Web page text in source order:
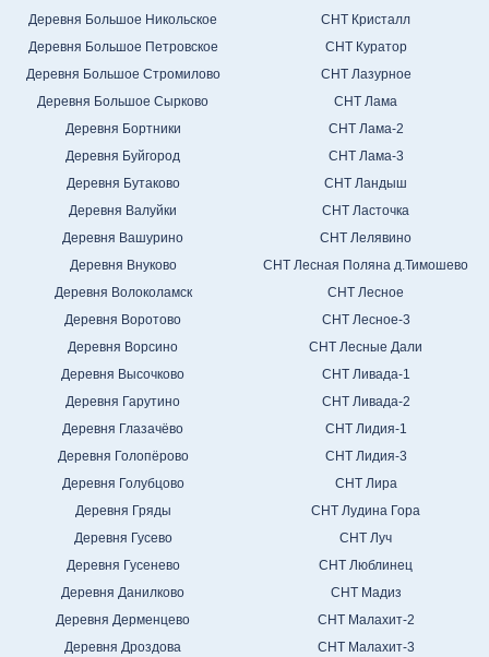
Деревня Большое Никольское
Деревня Большое Петровское
Деревня Большое Стромилово
Деревня Большое Сырково
Деревня Бортники
Деревня Буйгород
Деревня Бутаково
Деревня Валуйки
Деревня Вашурино
Деревня Внуково
Деревня Волоколамск
Деревня Воротово
Деревня Ворсино
Деревня Высочково
Деревня Гарутино
Деревня Глазачёво
Деревня Голопёрово
Деревня Голубцово
Деревня Гряды
Деревня Гусево
Деревня Гусенево
Деревня Данилково
Деревня Дерменцево
Деревня Дроздова
СНТ Кристалл
СНТ Куратор
СНТ Лазурное
СНТ Лама
СНТ Лама-2
СНТ Лама-3
СНТ Ландыш
СНТ Ласточка
СНТ Лелявино
СНТ Лесная Поляна д.Тимошево
СНТ Лесное
СНТ Лесное-3
СНТ Лесные Дали
СНТ Ливада-1
СНТ Ливада-2
СНТ Лидия-1
СНТ Лидия-3
СНТ Лира
СНТ Лудина Гора
СНТ Луч
СНТ Люблинец
СНТ Мадиз
СНТ Малахит-2
СНТ Малахит-3